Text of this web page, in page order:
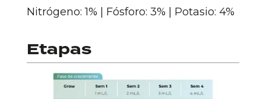
Nitrógeno: 1% | Fósforo: 3% | Potasio: 4%
Etapas